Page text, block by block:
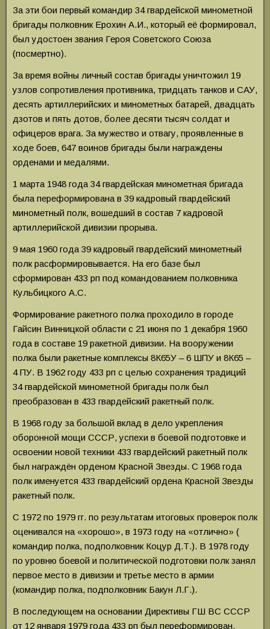
За эти бои первый командир 34 гвардейской минометной
бригады полковник Ерохин А.И., который её формировал,
был удостоен звания Героя Советского Союза
(посмертно).
За время войны личный состав бригады уничтожил 19
узлов сопротивления противника, тридцать танков и САУ,
десять артиллерийских и минометных батарей, двадцать
дзотов и пять дотов, более десяти тысяч солдат и
офицеров врага. За мужество и отвагу, проявленные в
ходе боев, 647 воинов бригады были награждены
орденами и медалями.
1 марта 1948 года 34 гвардейская минометная бригада
была переформирована в 39 кадровый гвардейский
минометный полк, вошедший в состав 7 кадровой
артиллерийской дивизии прорыва.
9 мая 1960 года 39 кадровый гвардейский минометный
полк расформировывается. На его базе был
сформирован 433 рп под командованием полковника
Кульбицкого А.С.
Формирование ракетного полка проходило в городе
Гайсин Винницкой области с 21 июня по 1 декабря 1960
года в составе 19 ракетной дивизии. На вооружении
полка были ракетные комплексы 8К65У – 6 ШПУ и 8К65 –
4 ПУ. В 1962 году 433 рп с целью сохранения традиций
34 гвардейской минометной бригады полк был
преобразован в 433 гвардейский ракетный полк.
В 1968 году за большой вклад в дело укрепления
оборонной мощи СССР, успехи в боевой подготовке и
освоении новой техники 433 гвардейский ракетный полк
был награждён орденом Красной Звезды. С 1968 года
полк именуется 433 гвардейский ордена Красной Звезды
ракетный полк.
С 1972 по 1979 гг. по результатам итоговых проверок полк
оценивался на «хорошо», в 1973 году на «отлично» (
командир полка, подполковник Коцур Д.Т.). В 1978 году
по уровню боевой и политической подготовки полк занял
первое место в дивизии и третье место в армии
(командир полка, подполковник Бакун Л.Г.).
В последующем на основании Директивы ГШ ВС СССР
от 12 января 1979 года 433 рп был переформирован,